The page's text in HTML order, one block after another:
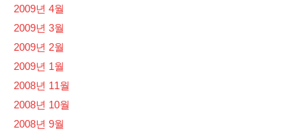
2009년 4월
2009년 3월
2009년 2월
2009년 1월
2008년 11월
2008년 10월
2008년 9월